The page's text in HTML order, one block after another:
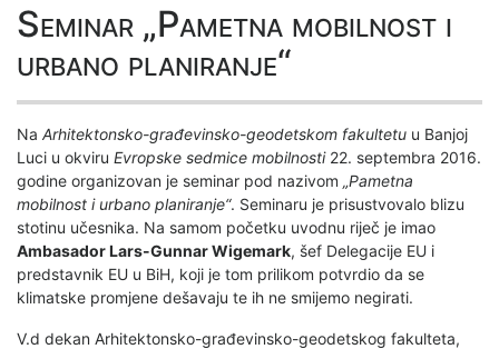
Seminar „Pametna mobilnost i
urbano planiranje“
Na Arhitektonsko-građevinsko-geodetskom fakultetu u Banjoj
Luci u okviru Evropske sedmice mobilnosti22. septembra 2016.
godine organizovan je seminar pod nazivom „Pametna
mobilnost i urbano planiranje“. Seminaru je prisustvovalo blizu
stotinu učesnika. Na samom početku uvodnu riječ je imao
Ambasador Lars-Gunnar Wigemark, šef Delegacije EU i
predstavnik EU u BiH, koji je tom prilikom potvrdio da se
klimatske promjene dešavaju te ih ne smijemo negirati.
V.d dekan Arhitektonsko-građevinsko-geodetskog fakulteta,